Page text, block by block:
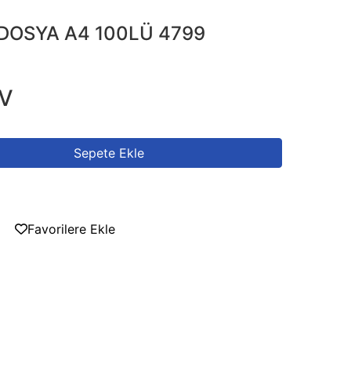
A4 100LÜ 4799
Sepete Ekle
Favorilere Ekle